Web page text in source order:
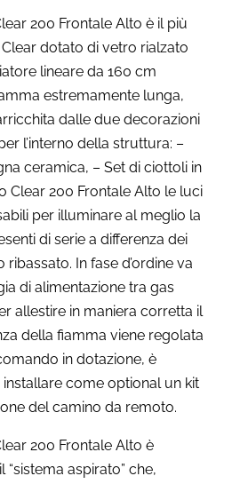
200 Frontale Alto è il più
dotato di vetro rialzato
lineare da 160 cm
estremamente lunga,
dalle due decorazioni
l’interno della struttura: –
ceramica, – Set di ciottoli in
Clear 200 Frontale Alto le luci
per illuminare al meglio la
di serie a differenza dei
In fase d’ordine va
di alimentazione tra gas
allestire in maniera corretta il
della fiamma viene regolata
in dotazione, è
come optional un kit
del camino da remoto.
200 Frontale Alto è
aspirato” che,